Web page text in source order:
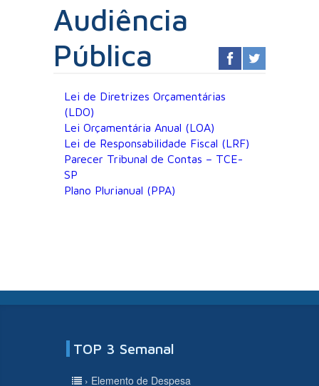
Audiência
Pública
Lei de Diretrizes Orçamentárias
(LDO)
Lei Orçamentária Anual (LOA)
Lei de Responsabilidade Fiscal (LRF)
Parecer Tribunal de Contas – TCE-
SP
Plano Plurianual (PPA)
TOP 3 Semanal
› Elemento de Despesa